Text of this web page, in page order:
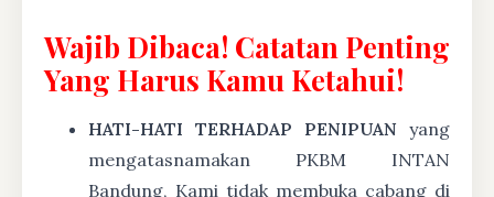
Wajib Dibaca! Catatan Penting
Yang Harus Kamu Ketahui!
HATI-HATI TERHADAP PENIPUAN yang
mengatasnamakan PKBM INTAN
Bandung, Kami tidak membuka cabang di